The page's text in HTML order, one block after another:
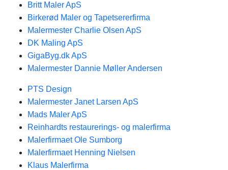
Britt Maler ApS
Birkerød Maler og Tapetsererfirma
Malermester Charlie Olsen ApS
DK Maling ApS
GigaByg.dk ApS
Malermester Dannie Møller Andersen
PTS Design
Malermester Janet Larsen ApS
Mads Maler ApS
Reinhardts restaurerings- og malerfirma
Malerfirmaet Ole Sumborg
Malerfirmaet Henning Nielsen
Klaus Malerfirma